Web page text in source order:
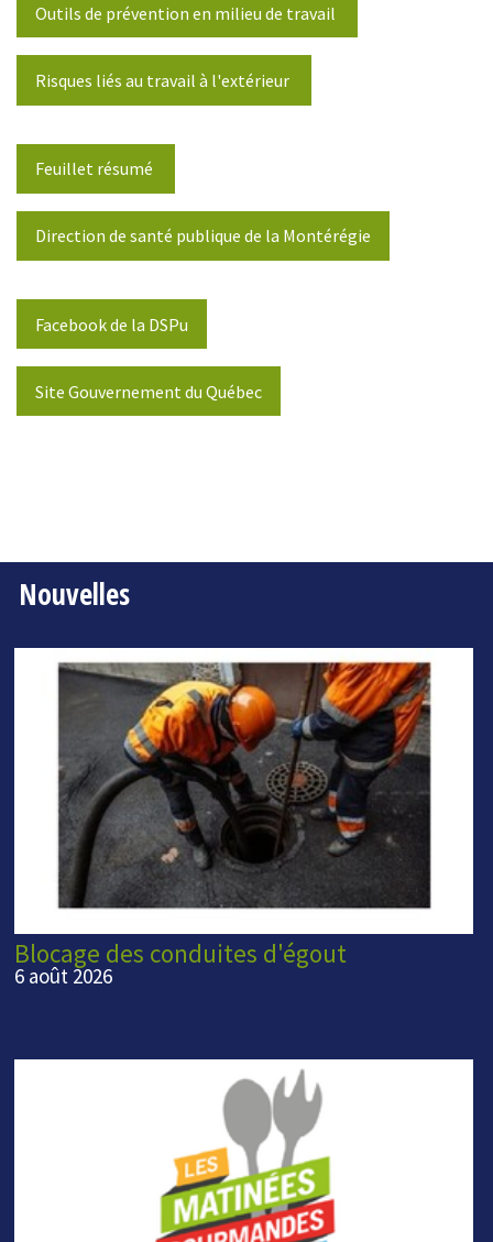
Outils de prévention en milieu de travail
Risques liés au travail à l'extérieur
Feuillet résumé
Direction de santé publique de la Montérégie
Facebook de la DSPu
Site Gouvernement du Québec
Nouvelles
Blocage des conduites d'égout
6 août 2026